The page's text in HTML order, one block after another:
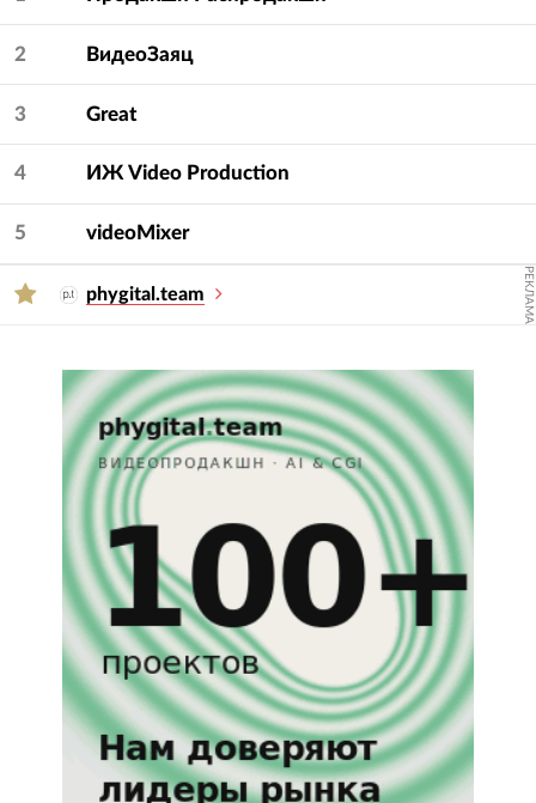
— услугу и сферу.
2 ВидеоЗаяц
3 Great
4 ИЖ Video Production
5 videoMixer
phygital.team РЕКЛАМА